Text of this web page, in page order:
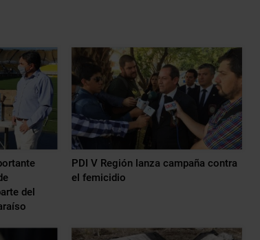
del
PDI V Región lanza campaña contra
el femicidio